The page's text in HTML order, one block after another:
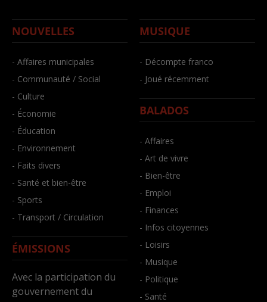
NOUVELLES
- Affaires municipales
- Communauté / Social
- Culture
- Économie
- Éducation
- Environnement
- Faits divers
- Santé et bien-être
- Sports
- Transport / Circulation
ÉMISSIONS
Avec la participation du
gouvernement du
MUSIQUE
- Décompte franco
- Joué récemment
BALADOS
- Affaires
- Art de vivre
- Bien-être
- Emploi
- Finances
- Infos citoyennes
- Loisirs
- Musique
- Politique
- Santé